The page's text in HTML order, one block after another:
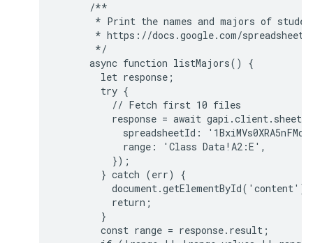
      /**
* Print the names and majors of
* https://docs.google.com/
       */
      async function listMajors() {
        let response;
        try {
          // Fetch first 10 files
response = await
spreadsheetId:
            range: 'Class Data!A2:E',
          });
        } catch (err) {
          return;
        }
        const range = response.result;